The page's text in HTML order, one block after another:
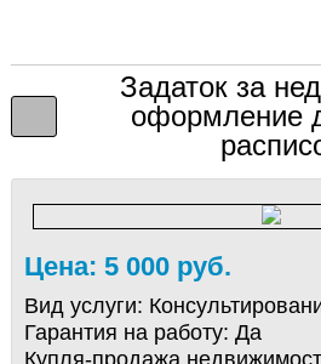
Задаток за
оформление
Цена: 5 000 руб.
Вид услуги:
Гарантия на работу: Да
Купля-продажа